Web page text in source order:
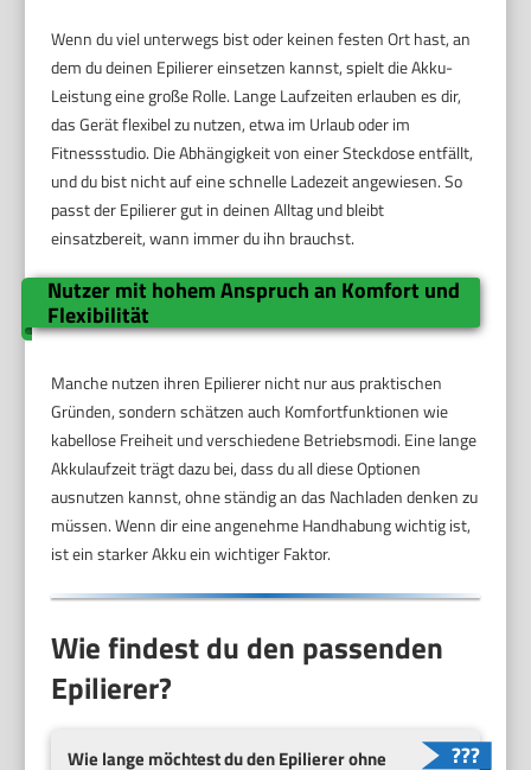
Wenn du viel unterwegs bist oder keinen festen Ort hast, an
dem du deinen Epilierer einsetzen kannst, spielt die Akku-
Leistung eine große Rolle. Lange Laufzeiten erlauben es dir,
das Gerät flexibel zu nutzen, etwa im Urlaub oder im
Fitnessstudio. Die Abhängigkeit von einer Steckdose entfällt,
und du bist nicht auf eine schnelle Ladezeit angewiesen. So
passt der Epilierer gut in deinen Alltag und bleibt
einsatzbereit, wann immer du ihn brauchst.
Nutzer mit hohem Anspruch an Komfort und
Flexibilität
Manche nutzen ihren Epilierer nicht nur aus praktischen
Gründen, sondern schätzen auch Komfortfunktionen wie
kabellose Freiheit und verschiedene Betriebsmodi. Eine lange
Akkulaufzeit trägt dazu bei, dass du all diese Optionen
ausnutzen kannst, ohne ständig an das Nachladen denken zu
müssen. Wenn dir eine angenehme Handhabung wichtig ist,
ist ein starker Akku ein wichtiger Faktor.
Wie findest du den passenden
Epilierer?
Wie lange möchtest du den Epilierer ohne